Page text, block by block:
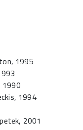
1995
1990
1994
2001